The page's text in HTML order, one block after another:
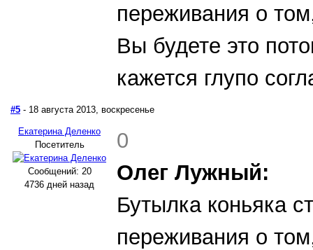
переживания о
Вы будете это
кажется глупо
#5 - 18 августа 2013, воскресенье
Екатерина Деленко
Посетитель
Сообщений: 20
4736 дней назад
0
Олег Лужный:
Бутылка коньяка
переживания о